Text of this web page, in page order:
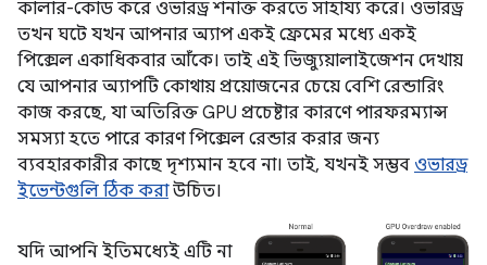
কালার-কোড করে ওভারড্র শনাক্ত করতে সাহায্য করে। ওভারড্র
তখন ঘটে যখন আপনার অ্যাপ একই ফ্রেমের মধ্যে একই
পিক্সেল একাধিকবার আঁকে। তাই এই ভিজ্যুয়ালাইজেশন দেখায়
যে আপনার অ্যাপটি কোথায় প্রয়োজনের চেয়ে বেশি রেন্ডারিং
কাজ করছে, যা অতিরিক্ত GPU প্রচেষ্টার কারণে পারফরম্যান্স
সমস্যা হতে পারে কারণ পিক্সেল রেন্ডার করার জন্য
ব্যবহারকারীর কাছে দৃশ্যমান হবে না। তাই, যখনই সম্ভব ওভারড্র
ইভেন্টগুলি ঠিক করাউচিত।
যদি আপনি ইতিমধ্যেই এটি না